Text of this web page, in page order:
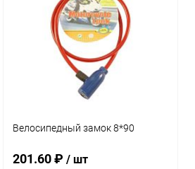
Купить в 1 клик Сравнение
В избранное В наличии
Велосипедный замок 8*90
201.60 ₽/ шт